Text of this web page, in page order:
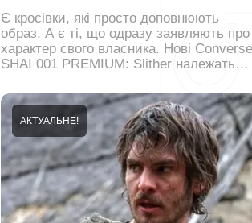
Є кросівки, які просто доповнюють
образ. А є ті, що одразу заявляють про
характер свого власника. Нові Converse
SHAI 001 PREMIUM: Slither належать…
АКТУАЛЬНЕ!